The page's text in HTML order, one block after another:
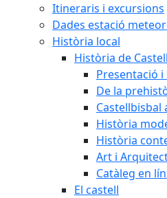
Itineraris i excursions
Dades estació
Història local
Història de
Presentació
De la
Castellbisbal
Història
Història
Art i
Catàleg en
El castell